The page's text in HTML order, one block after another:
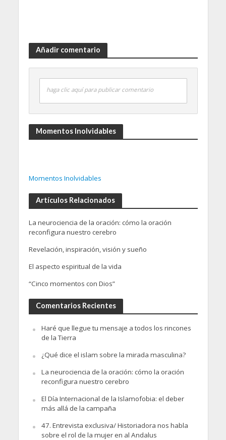
Añadir comentario
haga clic aquí para publicar comentario
Momentos Inolvidables
Momentos Inolvidables
Artículos Relacionados
La neurociencia de la oración: cómo la oración
reconfigura nuestro cerebro
Revelación, inspiración, visión y sueño
El aspecto espiritual de la vida
“Cinco momentos con Dios”
Comentarios Recientes
Haré que llegue tu mensaje a todos los rincones
de la Tierra
¿Qué dice el islam sobre la mirada masculina?
La neurociencia de la oración: cómo la oración
reconfigura nuestro cerebro
El Día Internacional de la Islamofobia: el deber
más allá de la campaña
47. Entrevista exclusiva/ Historiadora nos habla
sobre el rol de la mujer en al Andalus